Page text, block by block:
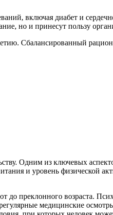
включая диабет и
но и принесут пользу
Сбалансированный
Одним из ключевых
и уровень физической
преклонного возраста.
медицинские